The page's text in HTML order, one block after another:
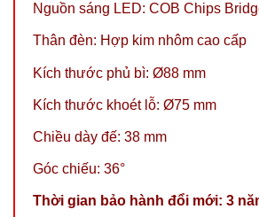
Nguồn sáng LED: COB Chips
Thân đèn: Hợp kim nhôm cao cấp
Kích thước phủ bì: Ø88 mm
Kích thước khoét lỗ: Ø75 mm
Chiều dày đế: 38 mm
Góc chiếu: 36°
Thời gian bảo hành đổi mới: 3